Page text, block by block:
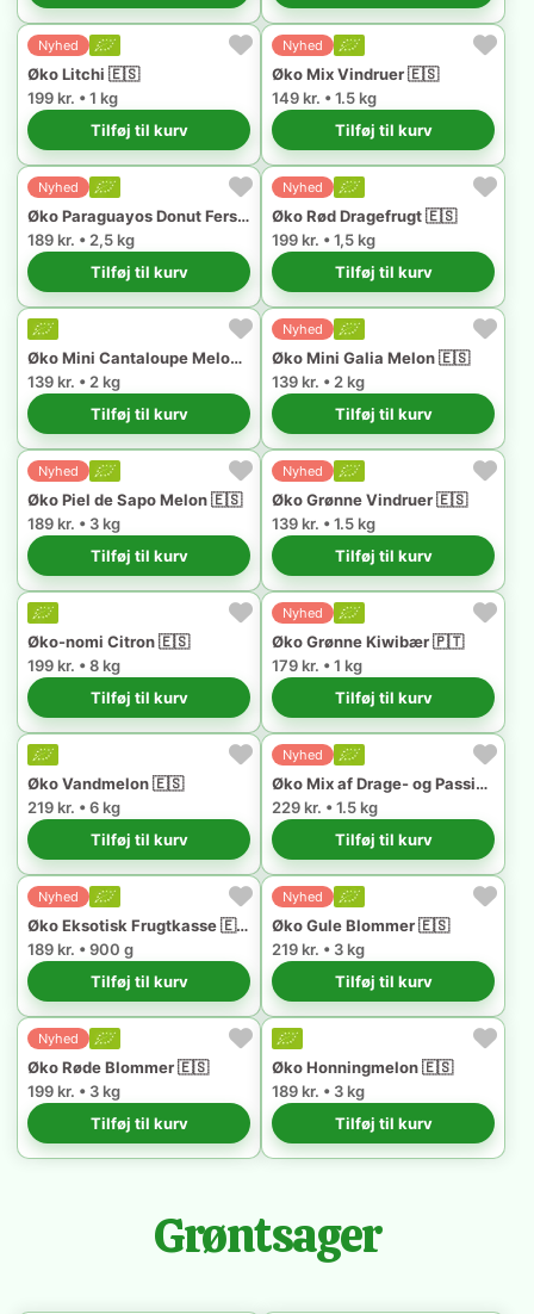
Nyhed
Øko Litchi 🇪🇸
199 kr. • 1 kg
Tilføj til kurv
Nyhed
Øko Mix Vindruer 🇪🇸
149 kr. • 1.5 kg
Tilføj til kurv
Nyhed
Øko Paraguayos Donut Fersken 🇪🇸
189 kr. • 2,5 kg
Tilføj til kurv
Nyhed
Øko Rød Dragefrugt 🇪🇸
199 kr. • 1,5 kg
Tilføj til kurv
Øko Mini Cantaloupe Melon 🇪🇸
139 kr. • 2 kg
Tilføj til kurv
Nyhed
Øko Mini Galia Melon 🇪🇸
139 kr. • 2 kg
Tilføj til kurv
Nyhed
Øko Piel de Sapo Melon 🇪🇸
189 kr. • 3 kg
Tilføj til kurv
Nyhed
Øko Grønne Vindruer 🇪🇸
139 kr. • 1.5 kg
Tilføj til kurv
Øko-nomi Citron 🇪🇸
199 kr. • 8 kg
Tilføj til kurv
Nyhed
Øko Grønne Kiwibær 🇵🇹
179 kr. • 1 kg
Tilføj til kurv
Øko Vandmelon 🇪🇸
219 kr. • 6 kg
Tilføj til kurv
Nyhed
Øko Mix af Drage- og Passionsfrugt 🇪🇸
229 kr. • 1.5 kg
Tilføj til kurv
Nyhed
Øko Eksotisk Frugtkasse 🇪🇸
189 kr. • 900 g
Tilføj til kurv
Nyhed
Øko Gule Blommer 🇪🇸
219 kr. • 3 kg
Tilføj til kurv
Nyhed
Øko Røde Blommer 🇪🇸
199 kr. • 3 kg
Tilføj til kurv
Øko Honningmelon 🇪🇸
189 kr. • 3 kg
Tilføj til kurv
Grøntsager